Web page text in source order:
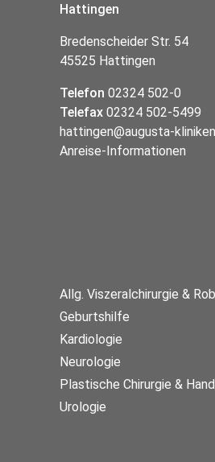
Hattingen
Bredenscheider Str. 54
45525 Hattingen
Telefon 02324 502-0
Telefax02324 502-5499
hattingen@augusta-
Anreise-Informationen
Allg. Viszeralchirurgie &
Geburtshilfe
Kardiologie
Neurologie
Plastische Chirurgie &
Urologie